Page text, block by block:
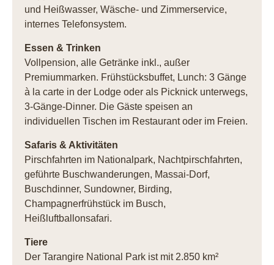
und Heißwasser, Wäsche- und Zimmerservice,
internes Telefonsystem.
Essen & Trinken
Vollpension, alle Getränke inkl., außer
Premiummarken. Frühstücksbuffet, Lunch: 3 Gänge
à la carte in der Lodge oder als Picknick unterwegs,
3-Gänge-Dinner. Die Gäste speisen an
individuellen Tischen im Restaurant oder im Freien.
Safaris & Aktivitäten
Pirschfahrten im Nationalpark, Nachtpirschfahrten,
geführte Buschwanderungen, Massai-Dorf,
Buschdinner, Sundowner, Birding,
Champagnerfrühstück im Busch,
Heißluftballonsafari.
Tiere
Der Tarangire National Park ist mit 2.850 km²